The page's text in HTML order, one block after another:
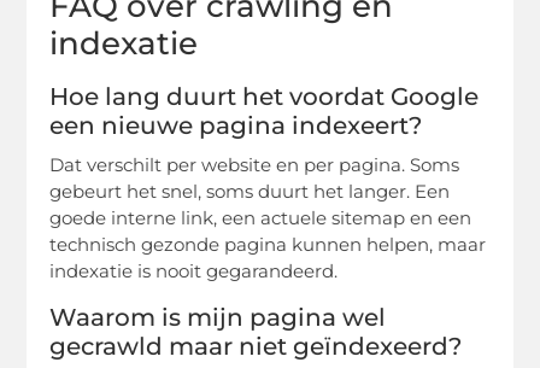
indexatie
Hoe lang duurt het voordat Google
een nieuwe pagina indexeert?
Dat verschilt per website en per pagina. Soms
gebeurt het snel, soms duurt het langer. Een
goede interne link, een actuele sitemap en een
technisch gezonde pagina kunnen helpen, maar
indexatie is nooit gegarandeerd.
Waarom is mijn pagina wel
gecrawld maar niet geïndexeerd?